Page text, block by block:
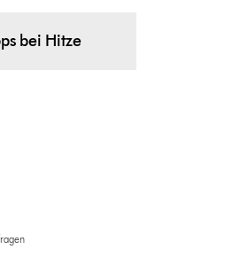
bei Hitze